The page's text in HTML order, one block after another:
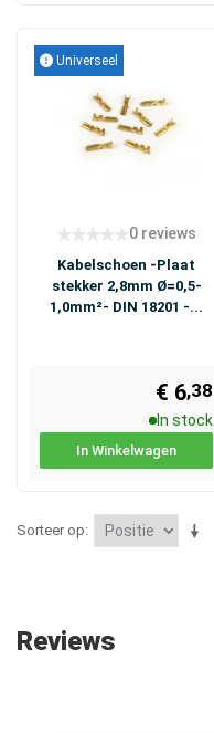
Universeel
0 reviews
Kabelschoen -Plaat
stekker 2,8mm Ø=0,5-
1,0mm²- DIN 18201 -...
€ 6,38
In stock
In Winkelwagen
Sorteer op
Reviews